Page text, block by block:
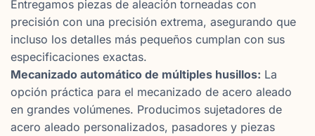
Entregamos piezas de aleación torneadas con
precisión con una precisión extrema, asegurando que
incluso los detalles más pequeños cumplan con sus
especificaciones exactas.
Mecanizado automático de múltiples husillos: La
opción práctica para el mecanizado de acero aleado
en grandes volúmenes. Producimos sujetadores de
acero aleado personalizados, pasadores y piezas